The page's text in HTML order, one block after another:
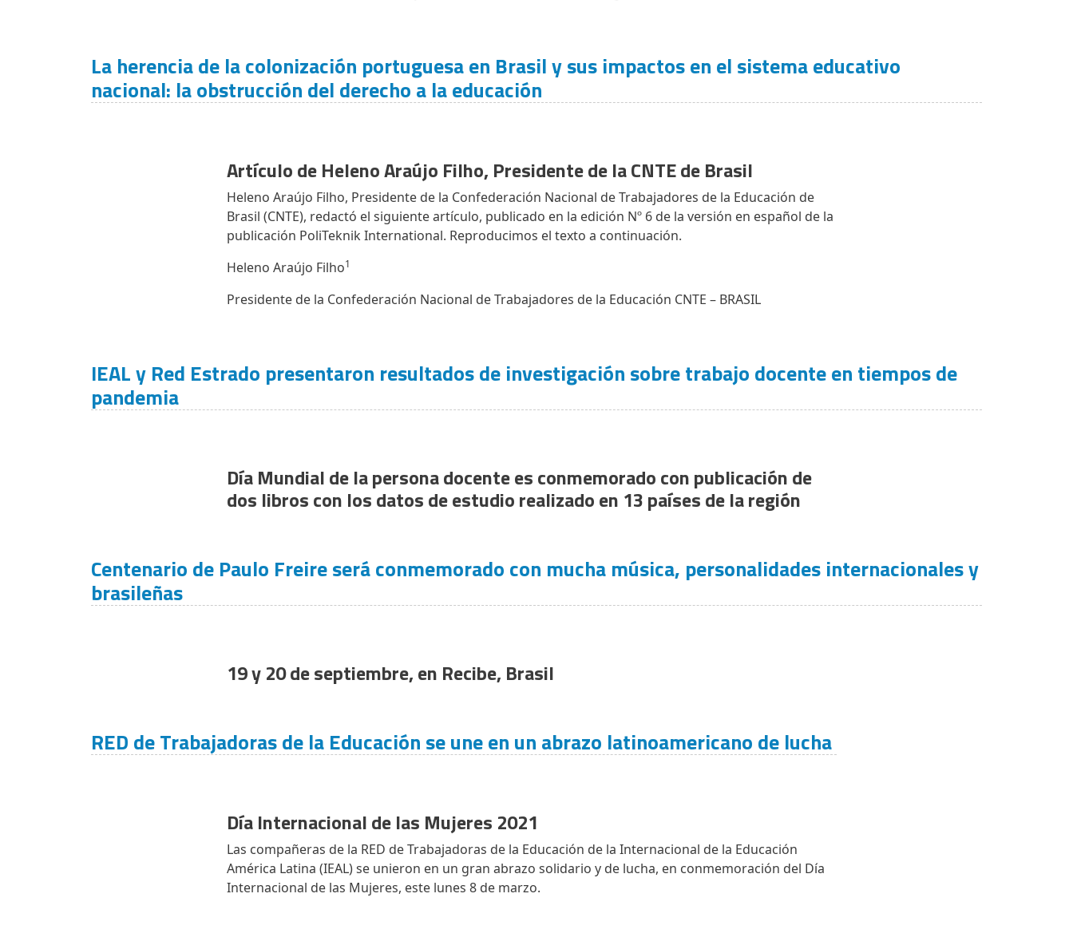
La herencia de la colonización portuguesa en Brasil y sus impactos en el sistema educativo
nacional: la obstrucción del derecho a la educación
Artículo de Heleno Araújo Filho, Presidente de la CNTE de Brasil
Heleno Araújo Filho, Presidente de la Confederación Nacional de Trabajadores de la Educación de
Brasil (CNTE), redactó el siguiente artículo, publicado en la edición Nº 6 de la versión en español de la
publicación PoliTeknik International. Reproducimos el texto a continuación.
Heleno Araújo Filho1
Presidente de la Confederación Nacional de Trabajadores de la Educación CNTE – BRASIL
IEAL y Red Estrado presentaron resultados de investigación sobre trabajo docente en tiempos de
pandemia
Día Mundial de la persona docente es conmemorado con publicación de
dos libros con los datos de estudio realizado en 13 países de la región
Centenario de Paulo Freire será conmemorado con mucha música, personalidades internacionales y
brasileñas
19 y 20 de septiembre, en Recibe, Brasil
RED de Trabajadoras de la Educación se une en un abrazo latinoamericano de lucha
Día Internacional de las Mujeres 2021
Las compañeras de la RED de Trabajadoras de la Educación de la Internacional de la Educación
América Latina (IEAL) se unieron en un gran abrazo solidario y de lucha, en conmemoración del Día
Internacional de las Mujeres, este lunes 8 de marzo.